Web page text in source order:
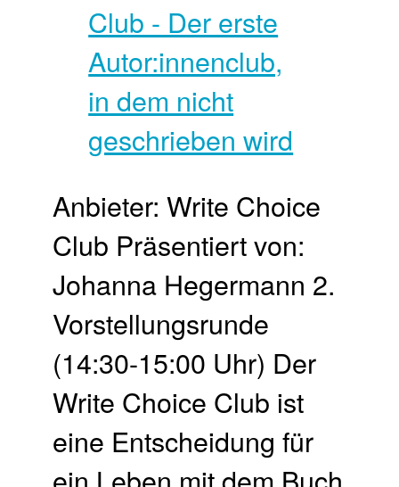
Anbieter: Write Choice
Club Präsentiert von:
Johanna Hegermann 2.
Vor­stellungs­runde
(14:30-15:00 Uhr) Der
Write Choice Club ist
eine Entscheidung für